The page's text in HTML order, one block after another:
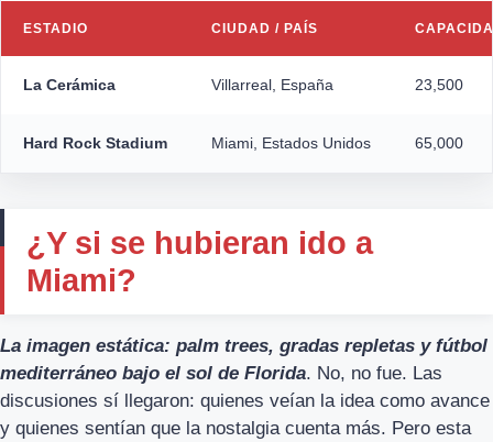
ESTADIO CIUDAD / PAÍS
La Cerámica Villarreal, España 23,500
Hard Rock Stadium Miami, Estados Unidos 65,000
¿Y si se hubieran ido a
Miami?
La imagen estática: palm trees, gradas repletas y fútbol
mediterráneo bajo el sol de Florida. No, no fue. Las
discusiones sí llegaron: quienes veían la idea como avance
y quienes sentían que la nostalgia cuenta más. Pero esta